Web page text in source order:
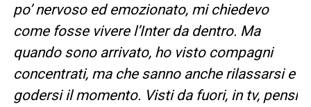
po’ nervoso ed emozionato, mi chiedevo
come fosse vivere l’Inter da dentro. Ma
quando sono arrivato, ho visto compagni
concentrati, ma che sanno anche rilassarsi e
godersi il momento. Visti da fuori, in tv, pensi